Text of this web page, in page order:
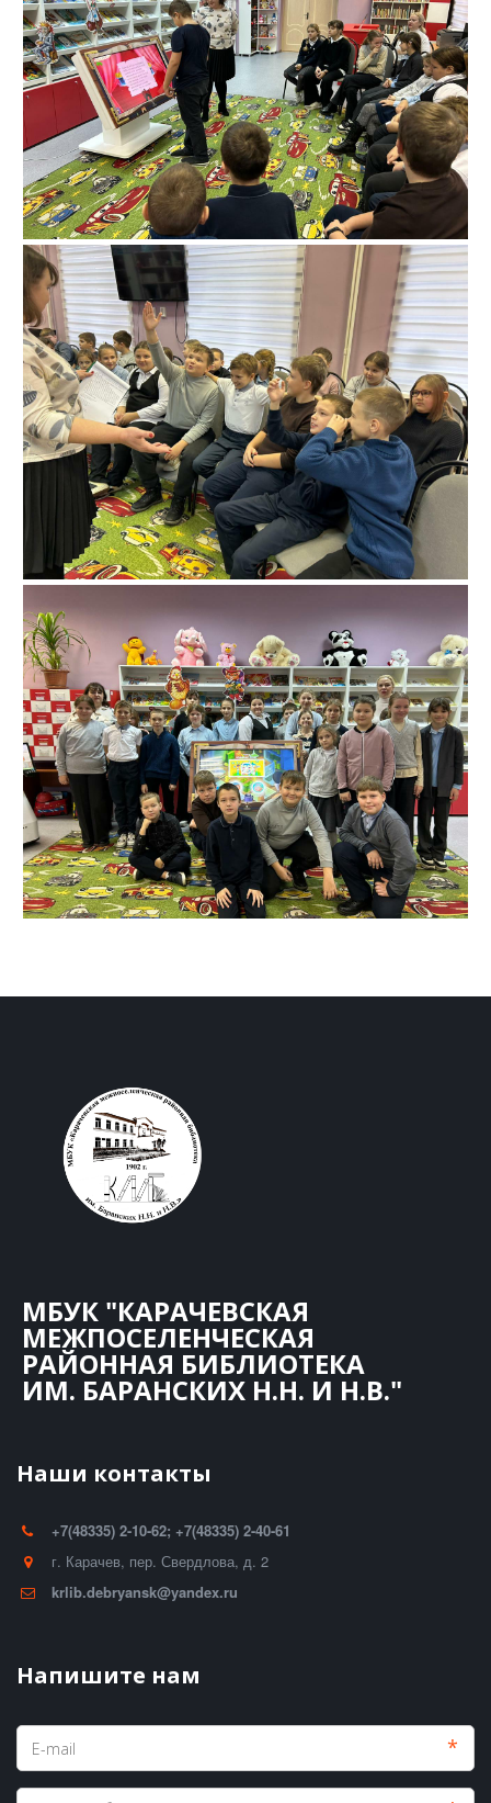
МБУК "КАРАЧЕВСКАЯ
МЕЖПОСЕЛЕНЧЕСКАЯ
РАЙОННАЯ БИБЛИОТЕКА
ИМ. БАРАНСКИХ Н.Н. И Н.В."
Наши контакты
+7(48335) 2-10-62; +7(48335) 2-40-61
г. Карачев, пер. Свердлова, д. 2
krlib.debryansk@yandex.ru
Напишите нам
*